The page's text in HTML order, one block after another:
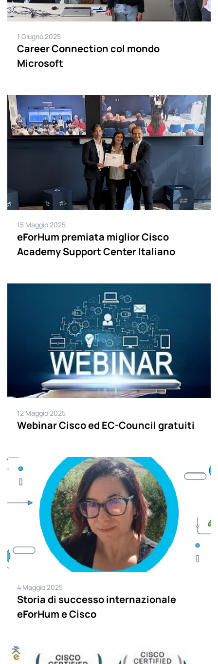
1 Giugno 2025
Career Connection col mondo
Microsoft
15 Maggio 2025
eForHum premiata miglior Cisco
Academy Support Center Italiano
12 Maggio 2025
Webinar Cisco ed EC-Council gratuiti
4 Maggio 2025
Storia di successo internazionale
eForHum e Cisco